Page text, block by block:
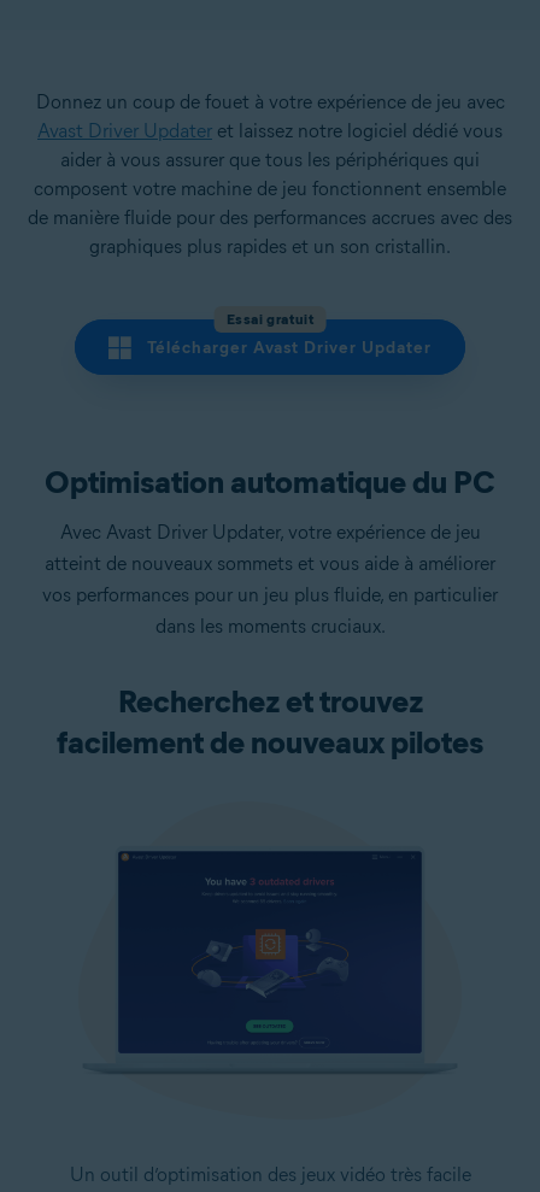
Donnez un coup de fouet à votre expérience de jeu avec
Avast Driver Updater et laissez notre logiciel dédié vous
aider à vous assurer que tous les périphériques qui
composent votre machine de jeu fonctionnent ensemble
de manière fluide pour des performances accrues avec des
graphiques plus rapides et un son cristallin.
Essai gratuit
Télécharger Avast Driver Updater
Optimisation automatique du PC
Avec Avast Driver Updater, votre expérience de jeu
atteint de nouveaux sommets et vous aide à améliorer
vos performances pour un jeu plus fluide, en particulier
dans les moments cruciaux.
Recherchez et trouvez
facilement de nouveaux pilotes
Un outil d’optimisation des jeux vidéo très facile